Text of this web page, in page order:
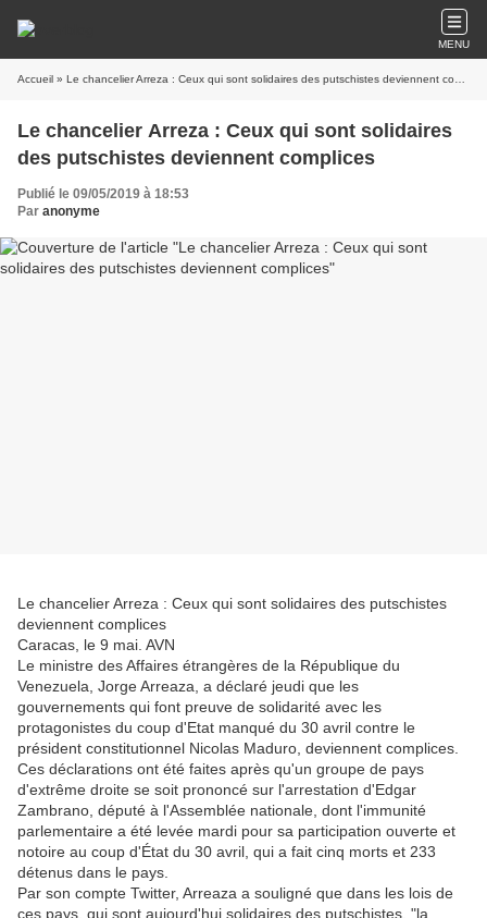
MENU
Accueil » Le chancelier Arreza : Ceux qui sont solidaires des putschistes deviennent complices
Le chancelier Arreza : Ceux qui sont solidaires
des putschistes deviennent complices
Publié le 09/05/2019 à 18:53
Par anonyme
Le chancelier Arreza : Ceux qui sont solidaires des putschistes
deviennent complices
Caracas, le 9 mai. AVN
Le ministre des Affaires étrangères de la République du
Venezuela, Jorge Arreaza, a déclaré jeudi que les
gouvernements qui font preuve de solidarité avec les
protagonistes du coup d'Etat manqué du 30 avril contre le
président constitutionnel Nicolas Maduro, deviennent complices.
Ces déclarations ont été faites après qu'un groupe de pays
d'extrême droite se soit prononcé sur l'arrestation d'Edgar
Zambrano, député à l'Assemblée nationale, dont l'immunité
parlementaire a été levée mardi pour sa participation ouverte et
notoire au coup d'État du 30 avril, qui a fait cinq morts et 233
détenus dans le pays.
Par son compte Twitter, Arreaza a souligné que dans les lois de
ces pays, qui sont aujourd'hui solidaires des putschistes, "la